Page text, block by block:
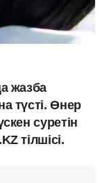
жазба
түсті. Өнер
суретін
тілшісі.